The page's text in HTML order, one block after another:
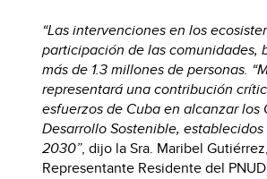
“Las intervenciones en los
participación de las comunidades,
más de 1.3 millones de personas.
representará una contribución
esfuerzos de Cuba en alcanzar los
Desarrollo Sostenible,
2030”, dijo la Sra. Maribel Gutiérrez,
Representante Residente del